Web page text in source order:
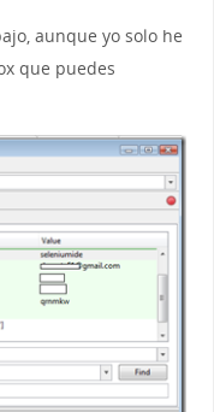
aunque yo solo he
que puedes